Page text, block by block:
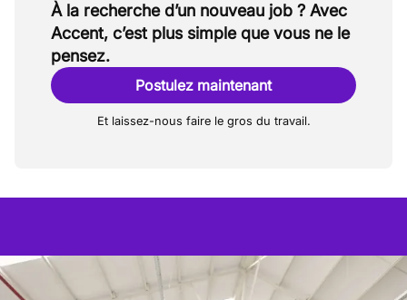
À la recherche d’un nouveau job ? Avec
Accent, c’est plus simple que vous ne le
pensez.
Postulez maintenant
Et laissez-nous faire le gros du travail.